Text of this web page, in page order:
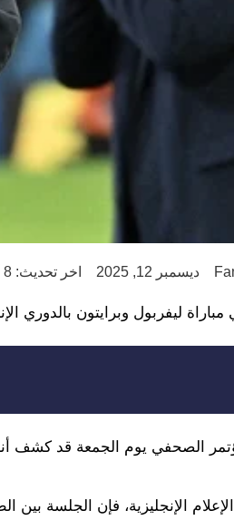
ديسمبر 12, 2025 اخر تحديث: 8 أشهر ago
ليفربول وبرايتون بالدوري
الصحفي يوم الجمعة قد كشف
الإنجليزية، فإن الجلسة بين